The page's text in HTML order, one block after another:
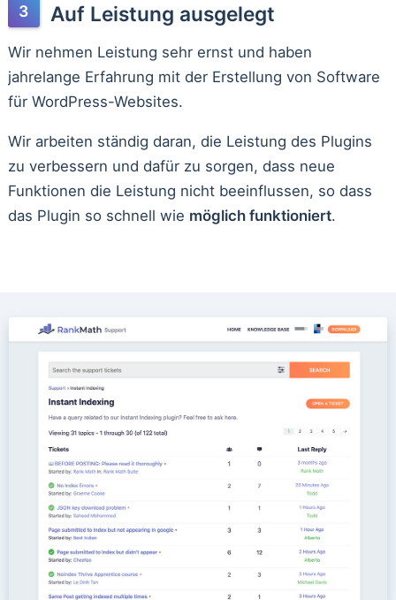
Auf Leistung ausgelegt
Wir nehmen Leistung sehr ernst und haben
jahrelange Erfahrung mit der Erstellung von Software
für WordPress-Websites.
Wir arbeiten ständig daran, die Leistung des Plugins
zu verbessern und dafür zu sorgen, dass neue
Funktionen die Leistung nicht beeinflussen, so dass
das Plugin so schnell wie möglich funktioniert.